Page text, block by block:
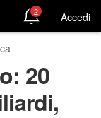
2 Accedi
20